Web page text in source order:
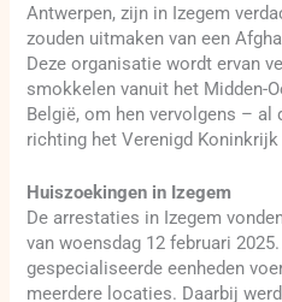
Antwerpen, zijn in Izegem
zouden uitmaken van een
Deze organisatie wordt ervan
smokkelen vanuit het Midden-
België, om hen vervolgens –
richting het Verenigd
Huiszoekingen in Izegem
De arrestaties in Izegem
van woensdag 12 februari
gespecialiseerde eenheden
meerdere locaties. Daarbij